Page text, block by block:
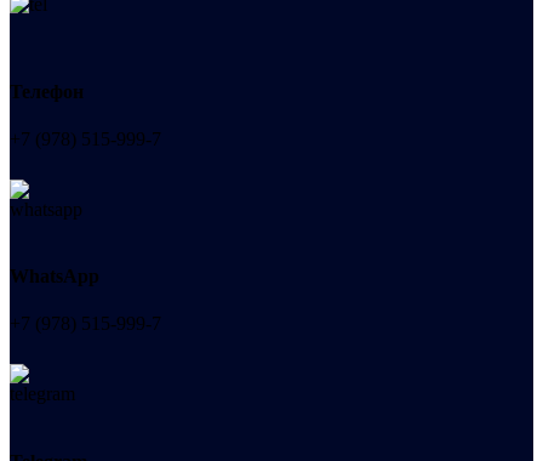
Телефон
+7 (978) 515-999-7
WhatsApp
+7 (978) 515-999-7